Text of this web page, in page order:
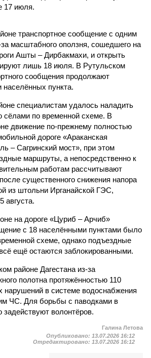
17 июля.
транспортное сообщение с одним
за масштабного оползня, сошедшего на
Ашты – Дирбакмахи, и открыть
лишь 18 июля. В Рутульском
сообщения продолжают
населённых пункта.
специалистам удалось наладить
по временной схеме. В
движение по-прежнему полностью
дороге «Араканская
– Сагринский мост», при этом
маршруты, а непосредственно к
работам рассчитывают
существенного снижения напора
из штольни Ирганайской ГЭС,
августа.
на дороге «Цуриб – Арчиб»
с 18 населёнными пунктами было
схеме, однако подъездные
ещё остаются заблокированными.
районе Дагестана из-за
полотна протяжённостью 110
нарушений в системе водоснабжения
ЧС. Для борьбы с паводками в
задействуют волонтёров.
Галина Летова
Опубликовано: 13.07.2026 16:12
Отредактировано: 13.07.2026 16:12